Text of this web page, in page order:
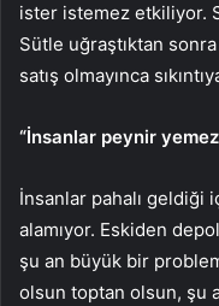
ister istemez etkiliyor.
Sütle uğraştıktan
satış olmayınca
“İnsanlar peynir
İnsanlar pahalı
alamıyor. Eskiden
şu an büyük bir
olsun toptan olsun, şu